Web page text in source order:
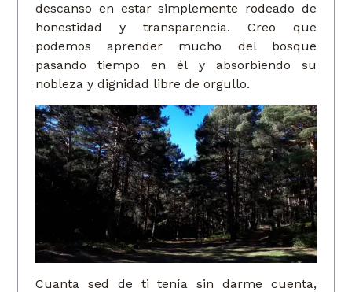
descanso en estar simplemente rodeado de
honestidad y transparencia. Creo que
podemos aprender mucho del bosque
pasando tiempo en él y absorbiendo su
nobleza y dignidad libre de orgullo.
Cuanta sed de ti tenía sin darme cuenta,